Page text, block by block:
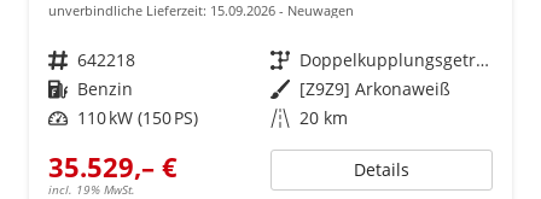
unverbindliche Lieferzeit: 15.09.2026 Neuwagen
Fahrzeugnr. 642218 Getriebe
Doppelkupplungsgetriebe (DSG)
Kraftstoff Benzin Außenfarbe [Z9Z9] Arkonaweiß
Leistung 110 kW (150 PS) Kilometerstand 20 km
35.529,– €
incl. 19% MwSt.
Details